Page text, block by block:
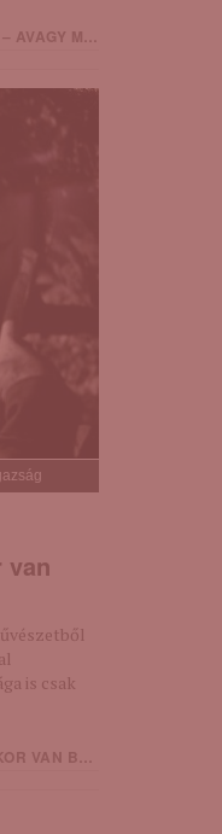
TESTVÉR?
van
is csak
IGAZSÁG